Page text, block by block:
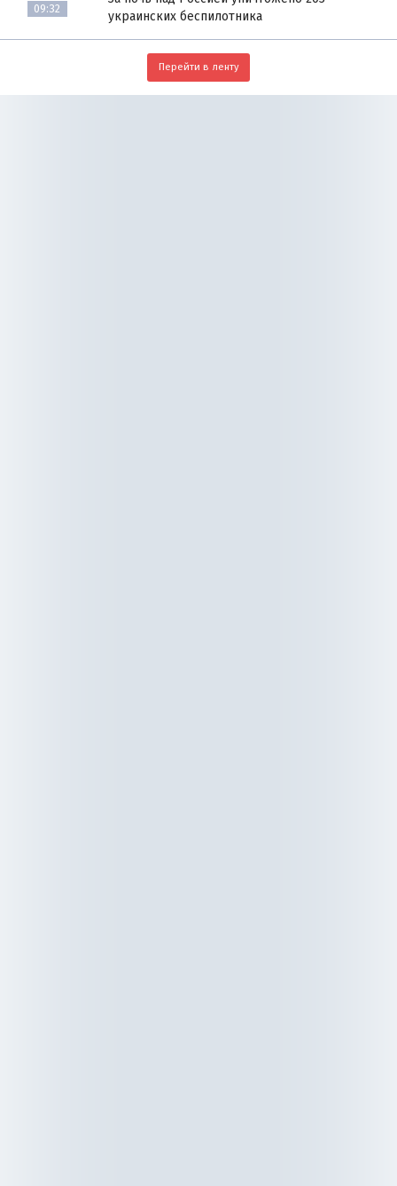
09:32
украинских беспилотника
Перейти в ленту